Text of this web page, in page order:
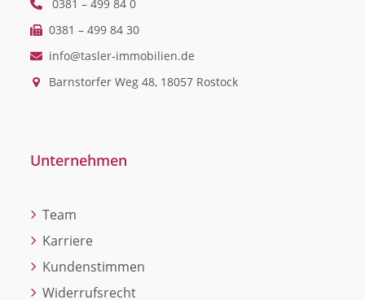
0381 – 499 84 0
0381 – 499 84 30
info@tasler-immobilien.de
Barnstorfer Weg 48, 18057 Rostock
Unternehmen
Team
Karriere
Kundenstimmen
Widerrufsrecht